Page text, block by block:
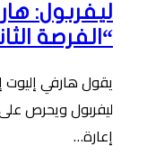
ليفربول:
“الفرصة
يقول هارفي إليوت
ليفربول ويحرص
إعارة…